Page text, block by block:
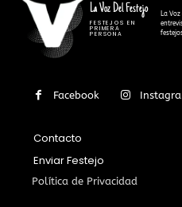
La Voz Del Festejo
FESTEJOS EN
PRIMERA
PERSONA
La
Facebook
Contacto
Enviar Festejo
Política de Privacidad